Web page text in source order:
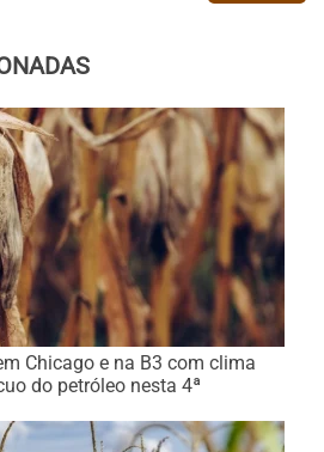
Chicago e na B3 com clima
do petróleo nesta 4ª